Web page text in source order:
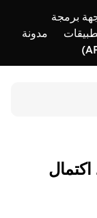
برمجة
مدونة